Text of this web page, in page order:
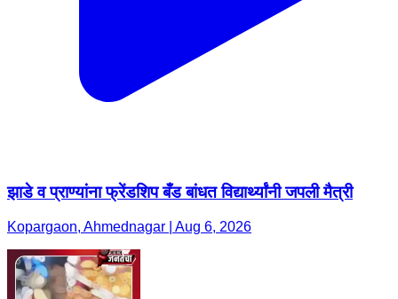
झाडे व प्राण्यांना फ्रेंडशिप बँड बांधत विद्यार्थ्यांनी जपली मैत्री
Kopargaon, Ahmednagar | Aug 6, 2026